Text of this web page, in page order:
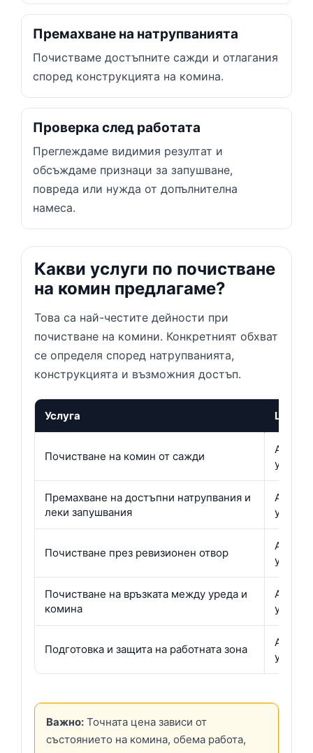
Премахване на натрупванията
Почистваме достъпните сажди и отлагания
според конструкцията на комина.
Проверка след работата
Преглеждаме видимия резултат и
обсъждаме признаци за запушване,
повреда или нужда от допълнителна
намеса.
Какви услуги по почистване
на комин предлагаме?
Това са най-честите дейности при
почистване на комини. Конкретният обхват
се определя според натрупванията,
конструкцията и възможния достъп.
Услуга Цена
Почистване на комин от сажди
Премахване на достъпни натрупвания и
леки запушвания
Почистване през ревизионен отвор
Почистване на връзката между уреда и
комина
Подготовка и защита на работната зона
Важно: Точната цена зависи от
състоянието на комина, обема работа,